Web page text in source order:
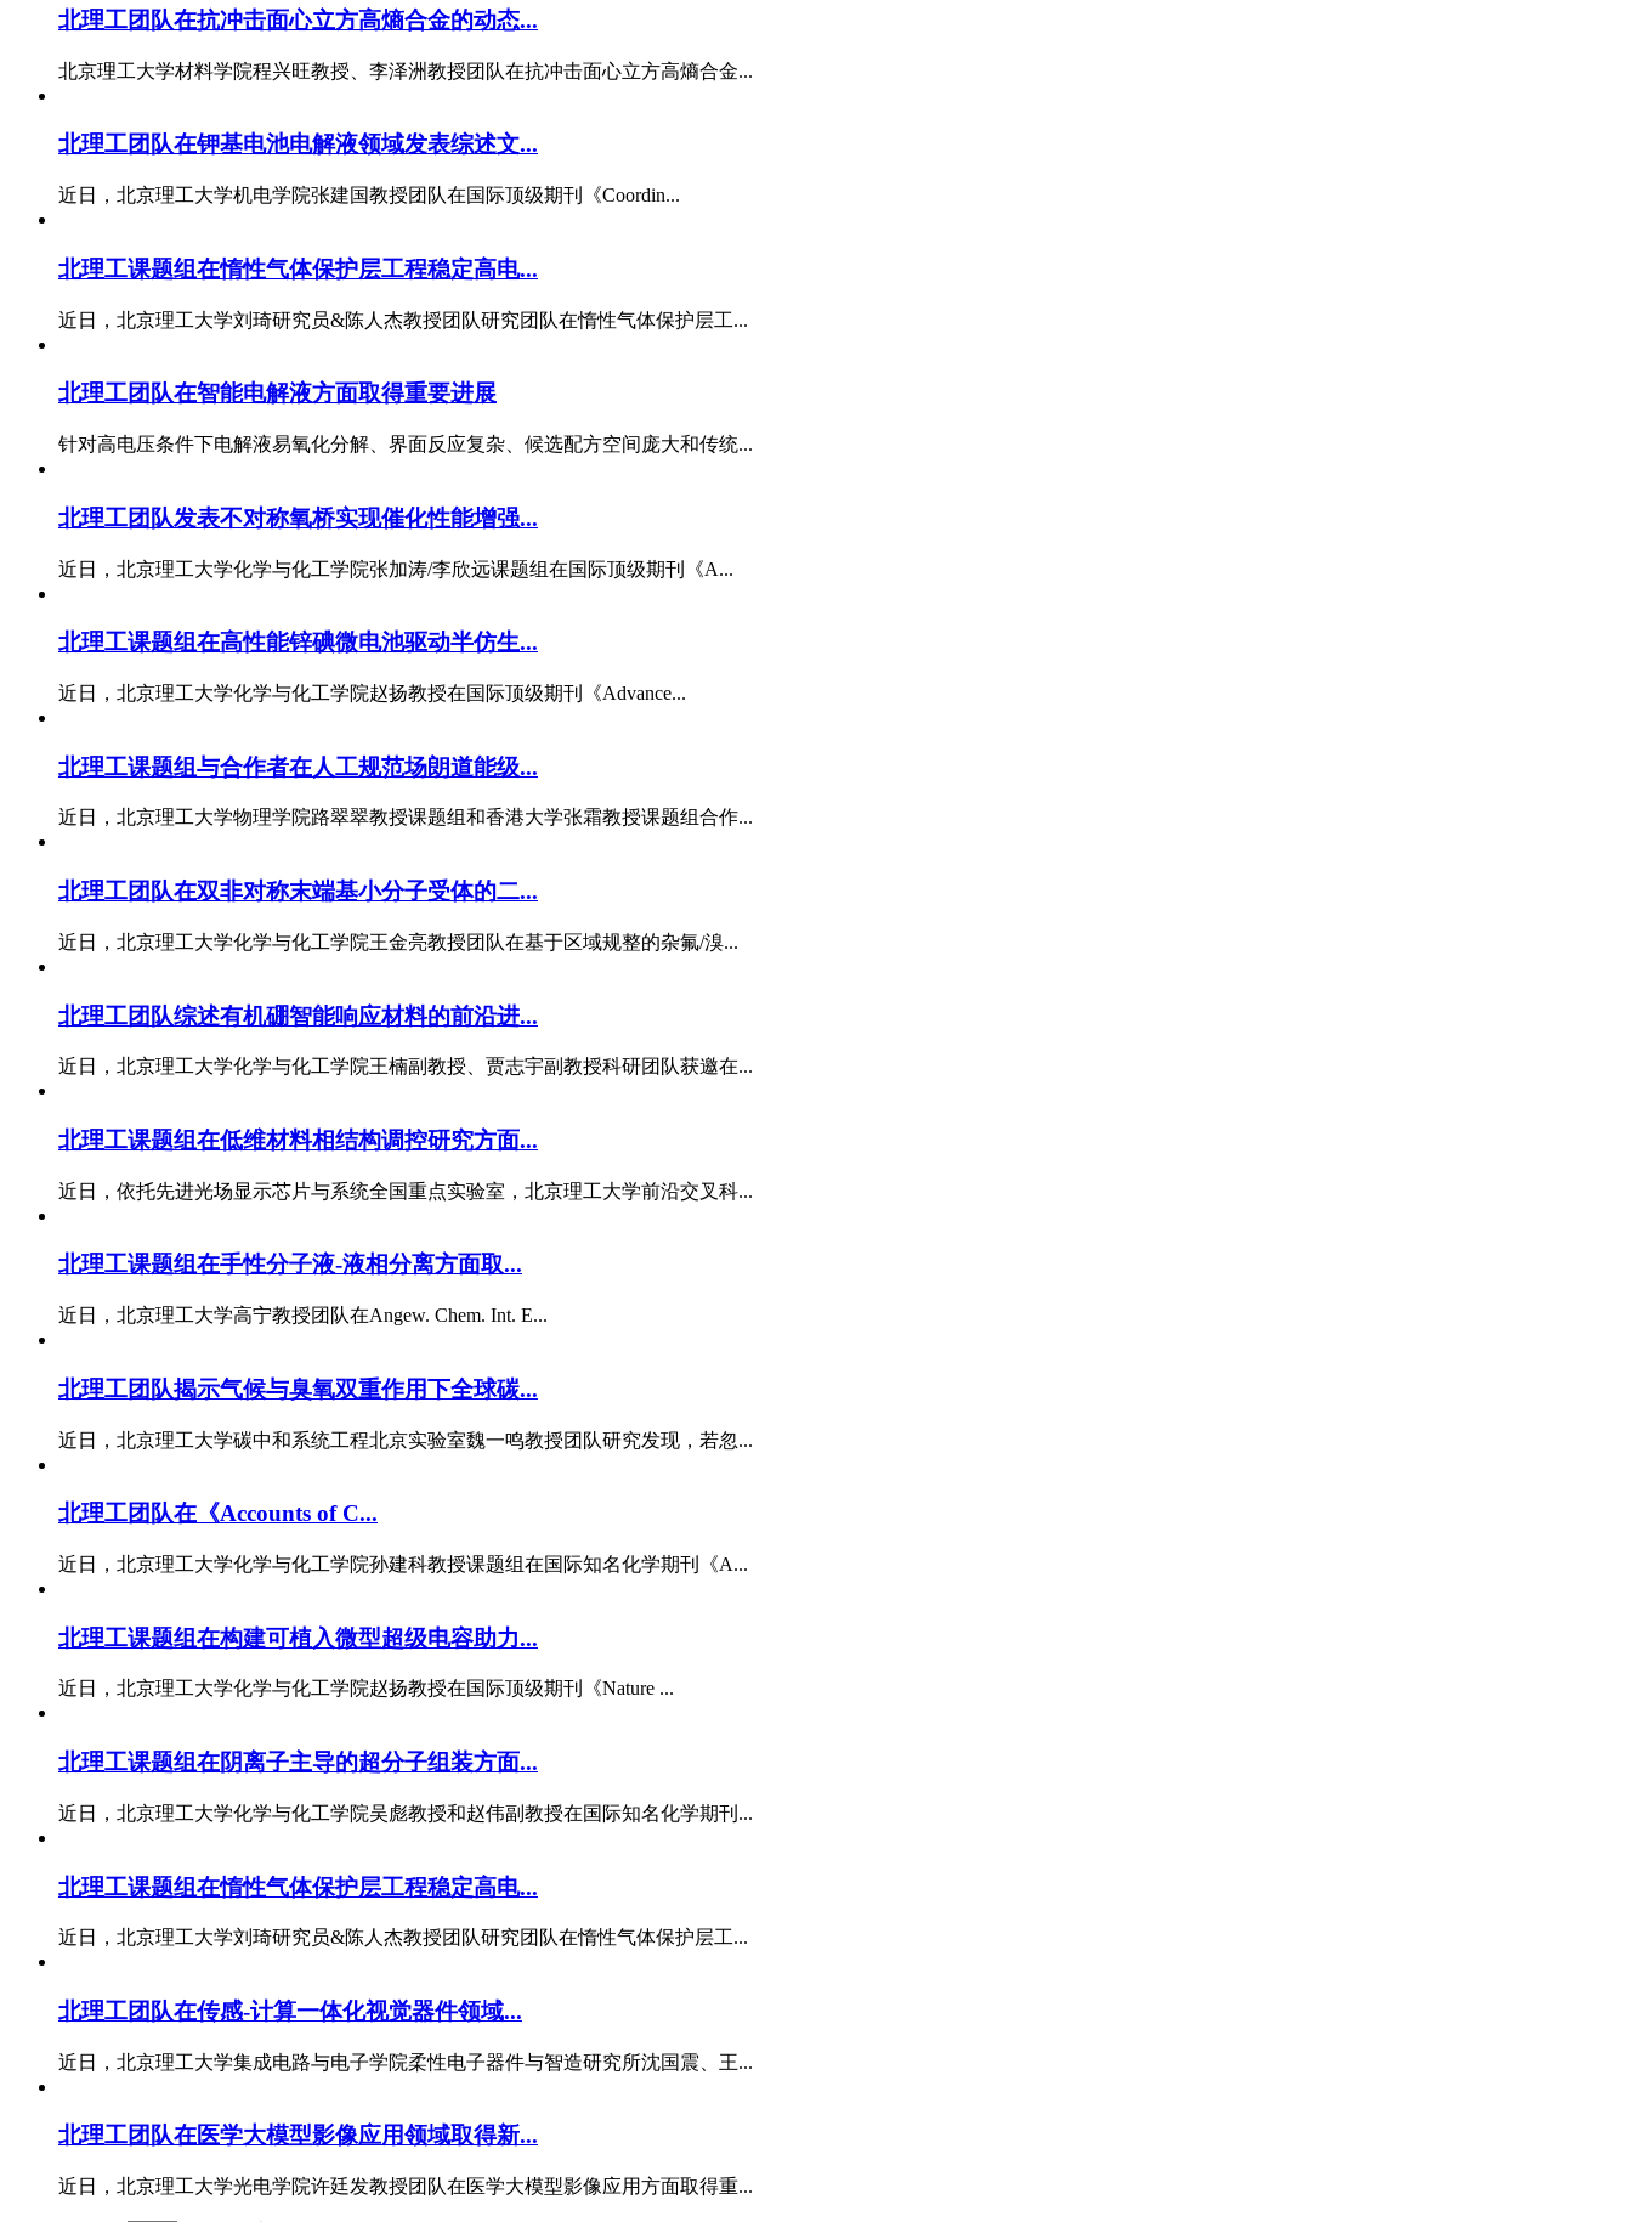
北理工团队在抗冲击面心立方高熵合金的动态...
北京理工大学材料学院程兴旺教授、李泽洲教授团队在抗冲击面心立方高熵合金...
北理工团队在钾基电池电解液领域发表综述文...
近日，北京理工大学机电学院张建国教授团队在国际顶级期刊《Coordin...
北理工课题组在惰性气体保护层工程稳定高电...
近日，北京理工大学刘琦研究员&陈人杰教授团队研究团队在惰性气体保护层工...
北理工团队在智能电解液方面取得重要进展
针对高电压条件下电解液易氧化分解、界面反应复杂、候选配方空间庞大和传统...
北理工团队发表不对称氧桥实现催化性能增强...
近日，北京理工大学化学与化工学院张加涛/李欣远课题组在国际顶级期刊《A...
北理工课题组在高性能锌碘微电池驱动半仿生...
近日，北京理工大学化学与化工学院赵扬教授在国际顶级期刊《Advance...
北理工课题组与合作者在人工规范场朗道能级...
近日，北京理工大学物理学院路翠翠教授课题组和香港大学张霜教授课题组合作...
北理工团队在双非对称末端基小分子受体的二...
近日，北京理工大学化学与化工学院王金亮教授团队在基于区域规整的杂氟/溴...
北理工团队综述有机硼智能响应材料的前沿进...
近日，北京理工大学化学与化工学院王楠副教授、贾志宇副教授科研团队获邀在...
北理工课题组在低维材料相结构调控研究方面...
近日，依托先进光场显示芯片与系统全国重点实验室，北京理工大学前沿交叉科...
北理工课题组在手性分子液-液相分离方面取...
近日，北京理工大学高宁教授团队在Angew. Chem. Int. E...
北理工团队揭示气候与臭氧双重作用下全球碳...
近日，北京理工大学碳中和系统工程北京实验室魏一鸣教授团队研究发现，若忽...
北理工团队在《Accounts of C...
近日，北京理工大学化学与化工学院孙建科教授课题组在国际知名化学期刊《A...
北理工课题组在构建可植入微型超级电容助力...
近日，北京理工大学化学与化工学院赵扬教授在国际顶级期刊《Nature ...
北理工课题组在阴离子主导的超分子组装方面...
近日，北京理工大学化学与化工学院吴彪教授和赵伟副教授在国际知名化学期刊...
北理工课题组在惰性气体保护层工程稳定高电...
近日，北京理工大学刘琦研究员&陈人杰教授团队研究团队在惰性气体保护层工...
北理工团队在传感-计算一体化视觉器件领域...
近日，北京理工大学集成电路与电子学院柔性电子器件与智造研究所沈国震、王...
北理工团队在医学大模型影像应用领域取得新...
近日，北京理工大学光电学院许廷发教授团队在医学大模型影像应用方面取得重...